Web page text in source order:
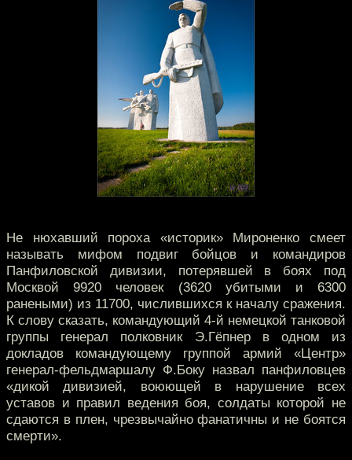
Не нюхавший пороха «историк» Мироненко смеет
называть мифом подвиг бойцов и командиров
Панфиловской дивизии, потерявшей в боях под
Москвой 9920 человек (3620 убитыми и 6300
ранеными) из 11700, числившихся к началу сражения.
К слову сказать, командующий 4-й немецкой танковой
группы генерал полковник Э.Гёпнер в одном из
докладов командующему группой армий «Центр»
генерал-фельдмаршалу Ф.Боку назвал панфиловцев
«дикой дивизией, воюющей в нарушение всех
уставов и правил ведения боя, солдаты которой не
сдаются в плен, чрезвычайно фанатичны и не боятся
смерти».